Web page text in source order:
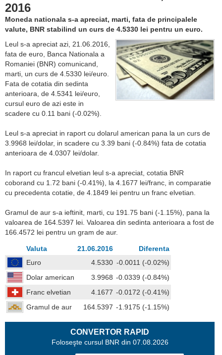
2016
Moneda nationala s-a apreciat, marti, fata de principalele
valute, BNR stabilind un curs de 4.5330 lei pentru un euro.
Leul s-a apreciat azi, 21.06.2016,
fata de euro, Banca Nationala a
Romaniei (BNR) comunicand,
marti, un curs de 4.5330 lei/euro.
Fata de cotatia din sedinta
anterioara, de 4.5341 lei/euro,
cursul euro de azi este in
scadere cu 0.11 bani (-0.02%).
Leul s-a apreciat in raport cu dolarul american pana la un curs de
3.9968 lei/dolar, in scadere cu 3.39 bani (-0.84%) fata de cotatia
anterioara de 4.0307 lei/dolar.
In raport cu francul elvetian leul s-a apreciat, cotatia BNR
coborand cu 1.72 bani (-0.41%), la 4.1677 lei/franc, in comparatie
cu precedenta cotatie, de 4.1849 lei pentru un franc elvetian.
Gramul de aur s-a ieftinit, marti, cu 191.75 bani (-1.15%), pana la
valoarea de 164.5397 lei. Valoarea din sedinta anterioara a fost de
166.4572 lei pentru un gram de aur.
Valuta 21.06.2016
Diferenta
Euro
4.5330 -0.0011 (-0.02%)
Dolar american
3.9968 -0.0339 (-0.84%)
Franc elvetian
4.1677 -0.0172 (-0.41%)
Gramul de aur
164.5397 -1.9175 (-1.15%)
CONVERTOR RAPID
Foloseşte cursul BNR din 07.08.2026